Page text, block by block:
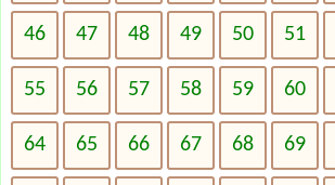
46 47 48 49 50 51
55 56 57 58 59 60
64 65 66 67 68 69